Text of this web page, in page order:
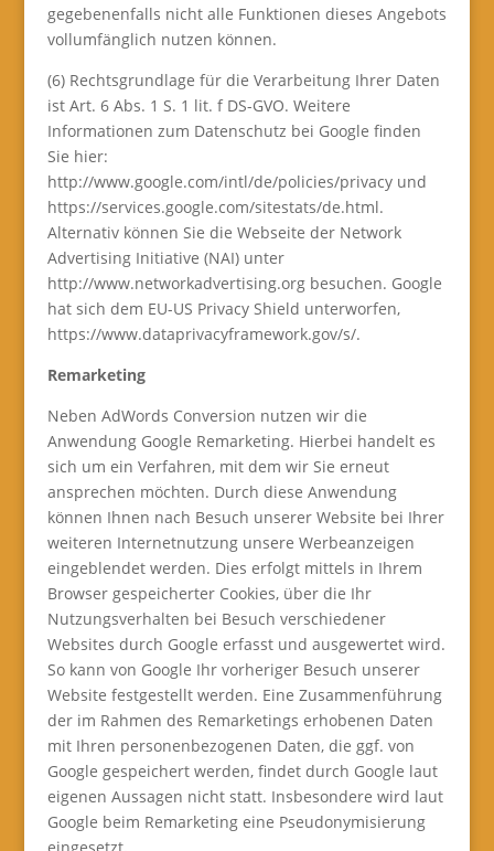
gegebenenfalls nicht alle Funktionen dieses Angebots
vollumfänglich nutzen können.
(6) Rechtsgrundlage für die Verarbeitung Ihrer Daten
ist Art. 6 Abs. 1 S. 1 lit. f DS-GVO. Weitere
Informationen zum Datenschutz bei Google finden
Sie hier:
http://www.google.com/intl/de/policies/privacy und
https://services.google.com/sitestats/de.html.
Alternativ können Sie die Webseite der Network
Advertising Initiative (NAI) unter
http://www.networkadvertising.org besuchen. Google
hat sich dem EU-US Privacy Shield unterworfen,
https://www.dataprivacyframework.gov/s/.
Remarketing
Neben AdWords Conversion nutzen wir die
Anwendung Google Remarketing. Hierbei handelt es
sich um ein Verfahren, mit dem wir Sie erneut
ansprechen möchten. Durch diese Anwendung
können Ihnen nach Besuch unserer Website bei Ihrer
weiteren Internetnutzung unsere Werbeanzeigen
eingeblendet werden. Dies erfolgt mittels in Ihrem
Browser gespeicherter Cookies, über die Ihr
Nutzungsverhalten bei Besuch verschiedener
Websites durch Google erfasst und ausgewertet wird.
So kann von Google Ihr vorheriger Besuch unserer
Website festgestellt werden. Eine Zusammenführung
der im Rahmen des Remarketings erhobenen Daten
mit Ihren personenbezogenen Daten, die ggf. von
Google gespeichert werden, findet durch Google laut
eigenen Aussagen nicht statt. Insbesondere wird laut
Google beim Remarketing eine Pseudonymisierung